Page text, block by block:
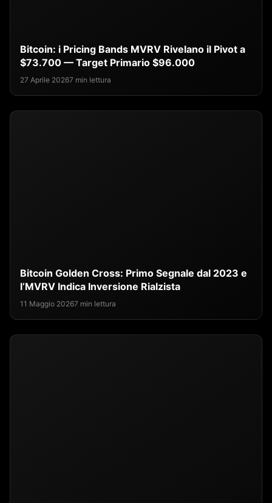
Bitcoin: i Pricing Bands MVRV Rivelano il Pivot a
$73.700 — Target Primario $96.000
27 Aprile 20267 min lettura
Bitcoin Golden Cross: Primo Segnale dal 2023 e
l’MVRV Indica Inversione Rialzista
11 Maggio 20267 min lettura